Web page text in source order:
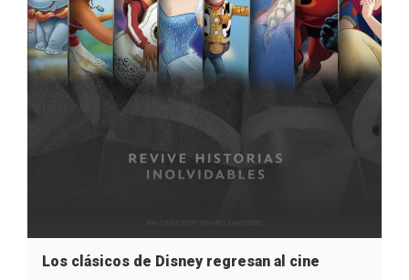
Los clásicos de Disney regresan al cine